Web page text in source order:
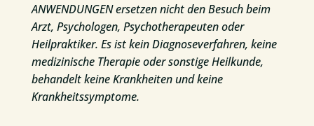
ANWENDUNGEN ersetzen nicht den Besuch beim
Arzt, Psychologen, Psychotherapeuten oder
Heilpraktiker. Es ist kein Diagnoseverfahren, keine
medizinische Therapie oder sonstige Heilkunde,
behandelt keine Krankheiten und keine
Krankheitssymptome.